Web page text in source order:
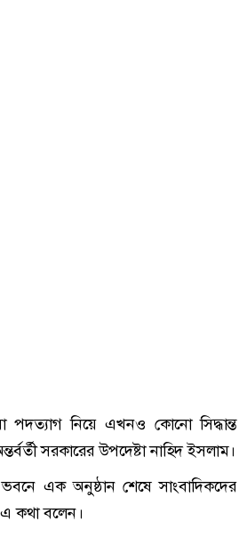
নিয়ে এখনও কোনো সিদ্ধান্ত
সরকারের উপদেষ্টা নাহিদ ইসলাম।
এক অনুষ্ঠান শেষে সাংবাদিকদের
এ কথা বলেন।